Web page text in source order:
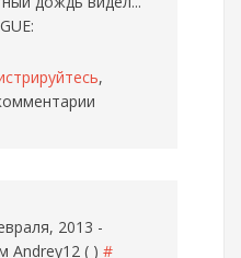
,
2013 -
Andrey12 ( ) #